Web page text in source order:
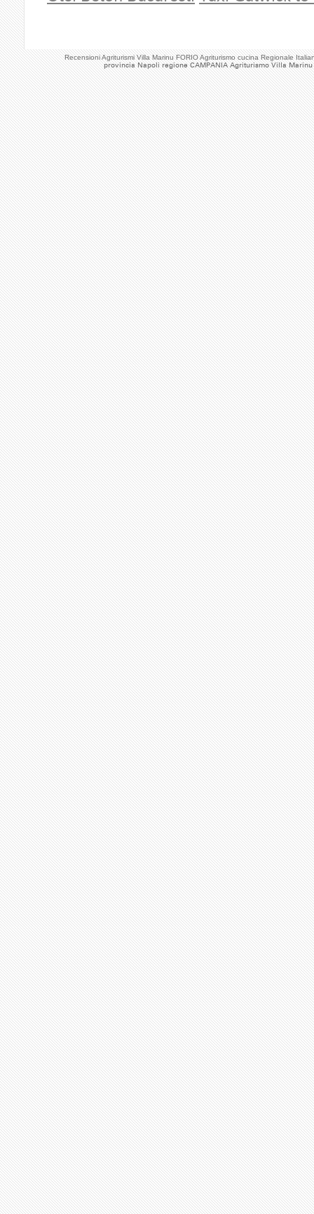
Recensioni Agriturismi Villa Marinu FORIO Agriturismo cucina Regionale
provincia Napoli regione CAMPANIA Agriturismo Villa Marinu